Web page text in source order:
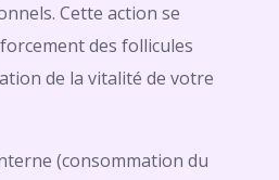
Cette action se
des follicules
de la vitalité de votre
(consommation du